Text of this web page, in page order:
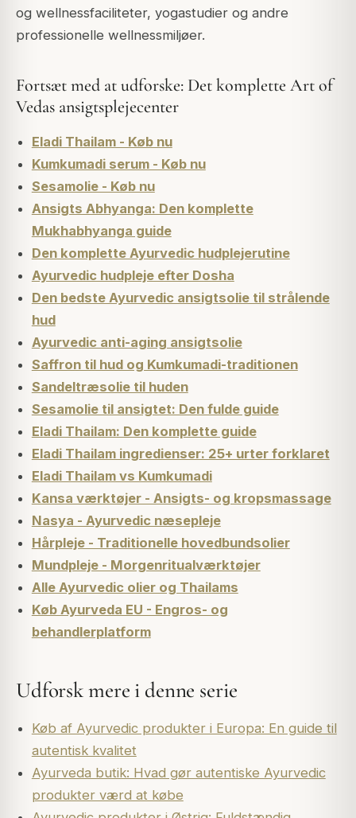
og wellnessfaciliteter, yogastudier og andre
professionelle wellnessmiljøer.
Fortsæt med at udforske: Det komplette Art of
Vedas ansigtsplejecenter
Eladi Thailam - Køb nu
Kumkumadi serum - Køb nu
Sesamolie - Køb nu
Ansigts Abhyanga: Den komplette
Mukhabhyanga guide
Den komplette Ayurvedic hudplejerutine
Ayurvedic hudpleje efter Dosha
Den bedste Ayurvedic ansigtsolie til strålende
hud
Ayurvedic anti-aging ansigtsolie
Saffron til hud og Kumkumadi-traditionen
Sandeltræsolie til huden
Sesamolie til ansigtet: Den fulde guide
Eladi Thailam: Den komplette guide
Eladi Thailam ingredienser: 25+ urter forklaret
Eladi Thailam vs Kumkumadi
Kansa værktøjer - Ansigts- og kropsmassage
Nasya - Ayurvedic næsepleje
Hårpleje - Traditionelle hovedbundsolier
Mundpleje - Morgenritualværktøjer
Alle Ayurvedic olier og Thailams
Køb Ayurveda EU - Engros- og
behandlerplatform
Udforsk mere i denne serie
Køb af Ayurvedic produkter i Europa: En guide til
autentisk kvalitet
Ayurveda butik: Hvad gør autentiske Ayurvedic
produkter værd at købe